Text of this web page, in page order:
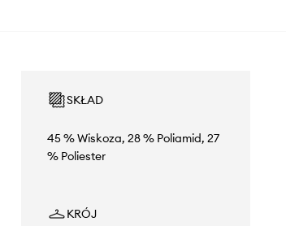
SKŁAD
45 % Wiskoza, 28 % Poliamid, 27
% Poliester
KRÓJ